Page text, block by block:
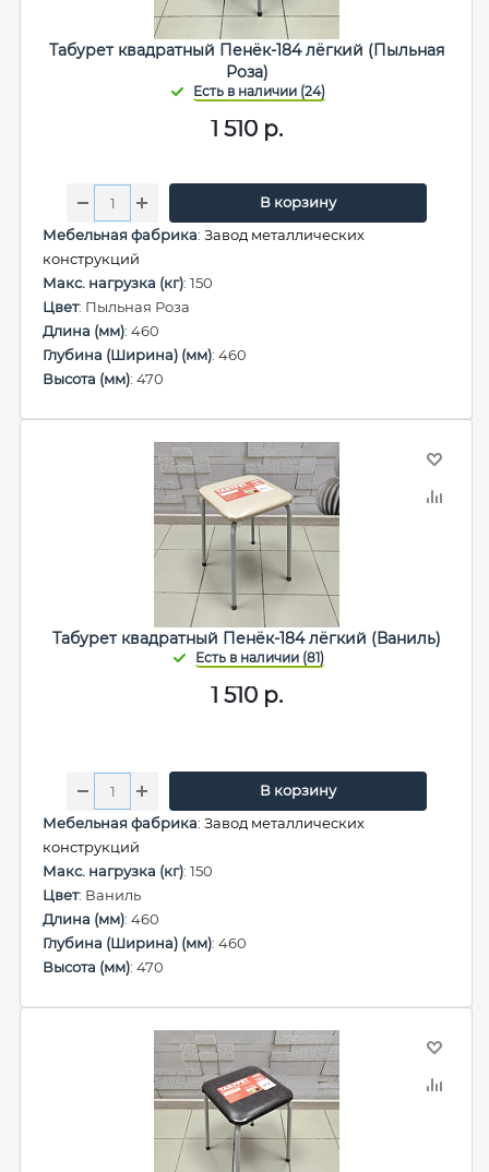
Табурет квадратный Пенёк-184 лёгкий (Пыльная
Роза)
1 510 р.
В корзину
Мебельная фабрика: Завод металлических
конструкций
Макс. нагрузка (кг): 150
Цвет: Пыльная Роза
Длина (мм): 460
Глубина (Ширина) (мм): 460
Высота (мм): 470
Табурет квадратный Пенёк-184 лёгкий (Ваниль)
1 510 р.
В корзину
Мебельная фабрика: Завод металлических
конструкций
Макс. нагрузка (кг): 150
Цвет: Ваниль
Длина (мм): 460
Глубина (Ширина) (мм): 460
Высота (мм): 470